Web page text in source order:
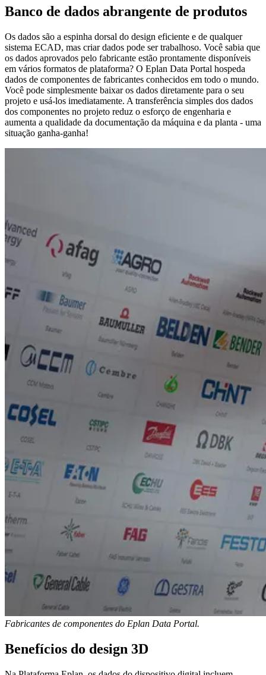
Banco de dados abrangente de produtos
Os dados são a espinha dorsal do design eficiente e de qualquer
sistema ECAD, mas criar dados pode ser trabalhoso. Você sabia que
os dados aprovados pelo fabricante estão prontamente disponíveis
em vários formatos de plataforma? O Eplan Data Portal hospeda
dados de componentes de fabricantes conhecidos em todo o mundo.
Você pode simplesmente baixar os dados diretamente para o seu
projeto e usá-los imediatamente. A transferência simples dos dados
dos componentes no projeto reduz o esforço de engenharia e
aumenta a qualidade da documentação da máquina e da planta - uma
situação ganha-ganha!
Fabricantes de componentes do Eplan Data Portal.
Benefícios do design 3D